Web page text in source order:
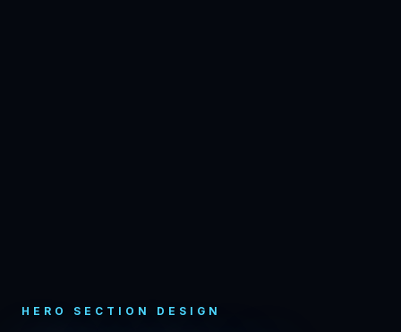
HERO SECTION DESIGN